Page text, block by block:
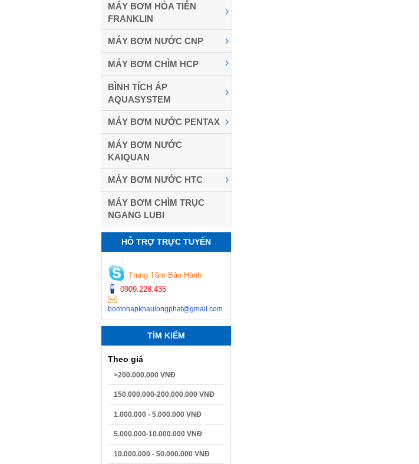
MÁY BƠM HỎA TIỄN
FRANKLIN
MÁY BƠM NƯỚC CNP
MÁY BƠM CHÌM HCP
BÌNH TÍCH ÁP
AQUASYSTEM
MÁY BƠM NƯỚC PENTAX
MÁY BƠM NƯỚC
KAIQUAN
MÁY BƠM NƯỚC HTC
MÁY BƠM CHÌM TRỤC
NGANG LUBI
HỖ TRỢ TRỰC TUYẾN
Trung Tâm Bảo Hành
0909.228.435
bomnhapkhaulongphat@gmail.com
TÌM KIẾM
Theo giá
>200.000.000 VNĐ
150.000.000-200.000.000 VNĐ
1.000.000 - 5.000.000 VNĐ
5.000.000-10.000.000 VNĐ
10.000.000 - 50.000.000 VNĐ